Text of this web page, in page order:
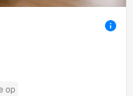
op